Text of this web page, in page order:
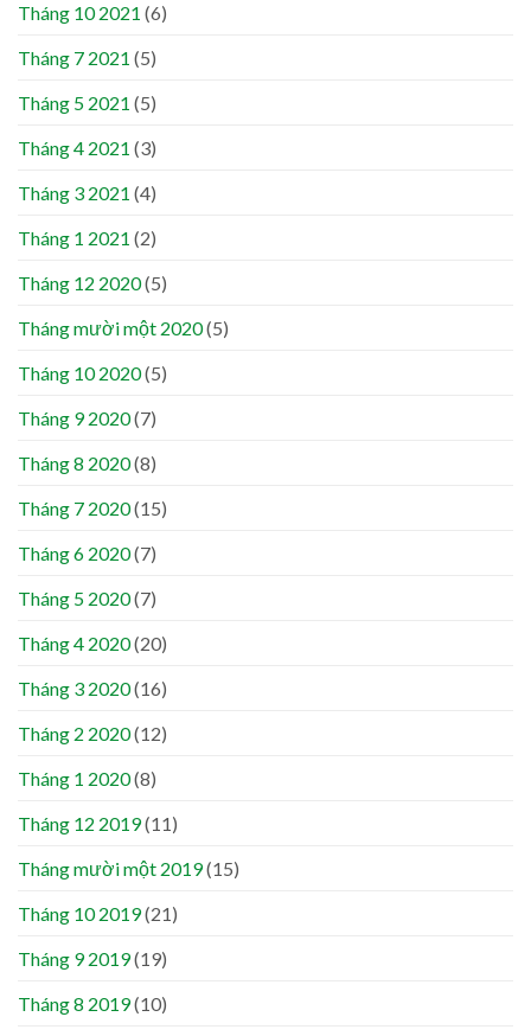
Tháng 10 2021 (6)
Tháng 7 2021 (5)
Tháng 5 2021 (5)
Tháng 4 2021 (3)
Tháng 3 2021 (4)
Tháng 1 2021 (2)
Tháng 12 2020(5)
Tháng mười một 2020(5)
Tháng 10 2020(5)
Tháng 9 2020(7)
Tháng 8 2020(8)
Tháng 7 2020(15)
Tháng 6 2020(7)
Tháng 5 2020(7)
Tháng 4 2020(20)
Tháng 3 2020(16)
Tháng 2 2020(12)
Tháng 1 2020(8)
Tháng 12 2019(11)
Tháng mười một 2019(15)
Tháng 10 2019(21)
Tháng 9 2019(19)
Tháng 8 2019(10)